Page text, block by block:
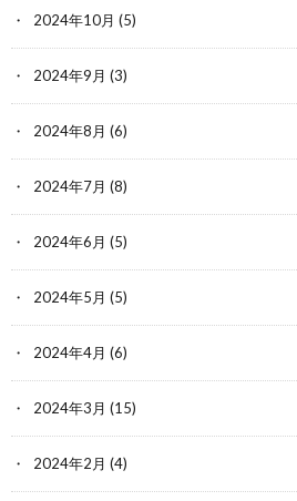
2024年10月 (5)
2024年9月 (3)
2024年8月 (6)
2024年7月 (8)
2024年6月 (5)
2024年5月 (5)
2024年4月 (6)
2024年3月 (15)
2024年2月 (4)